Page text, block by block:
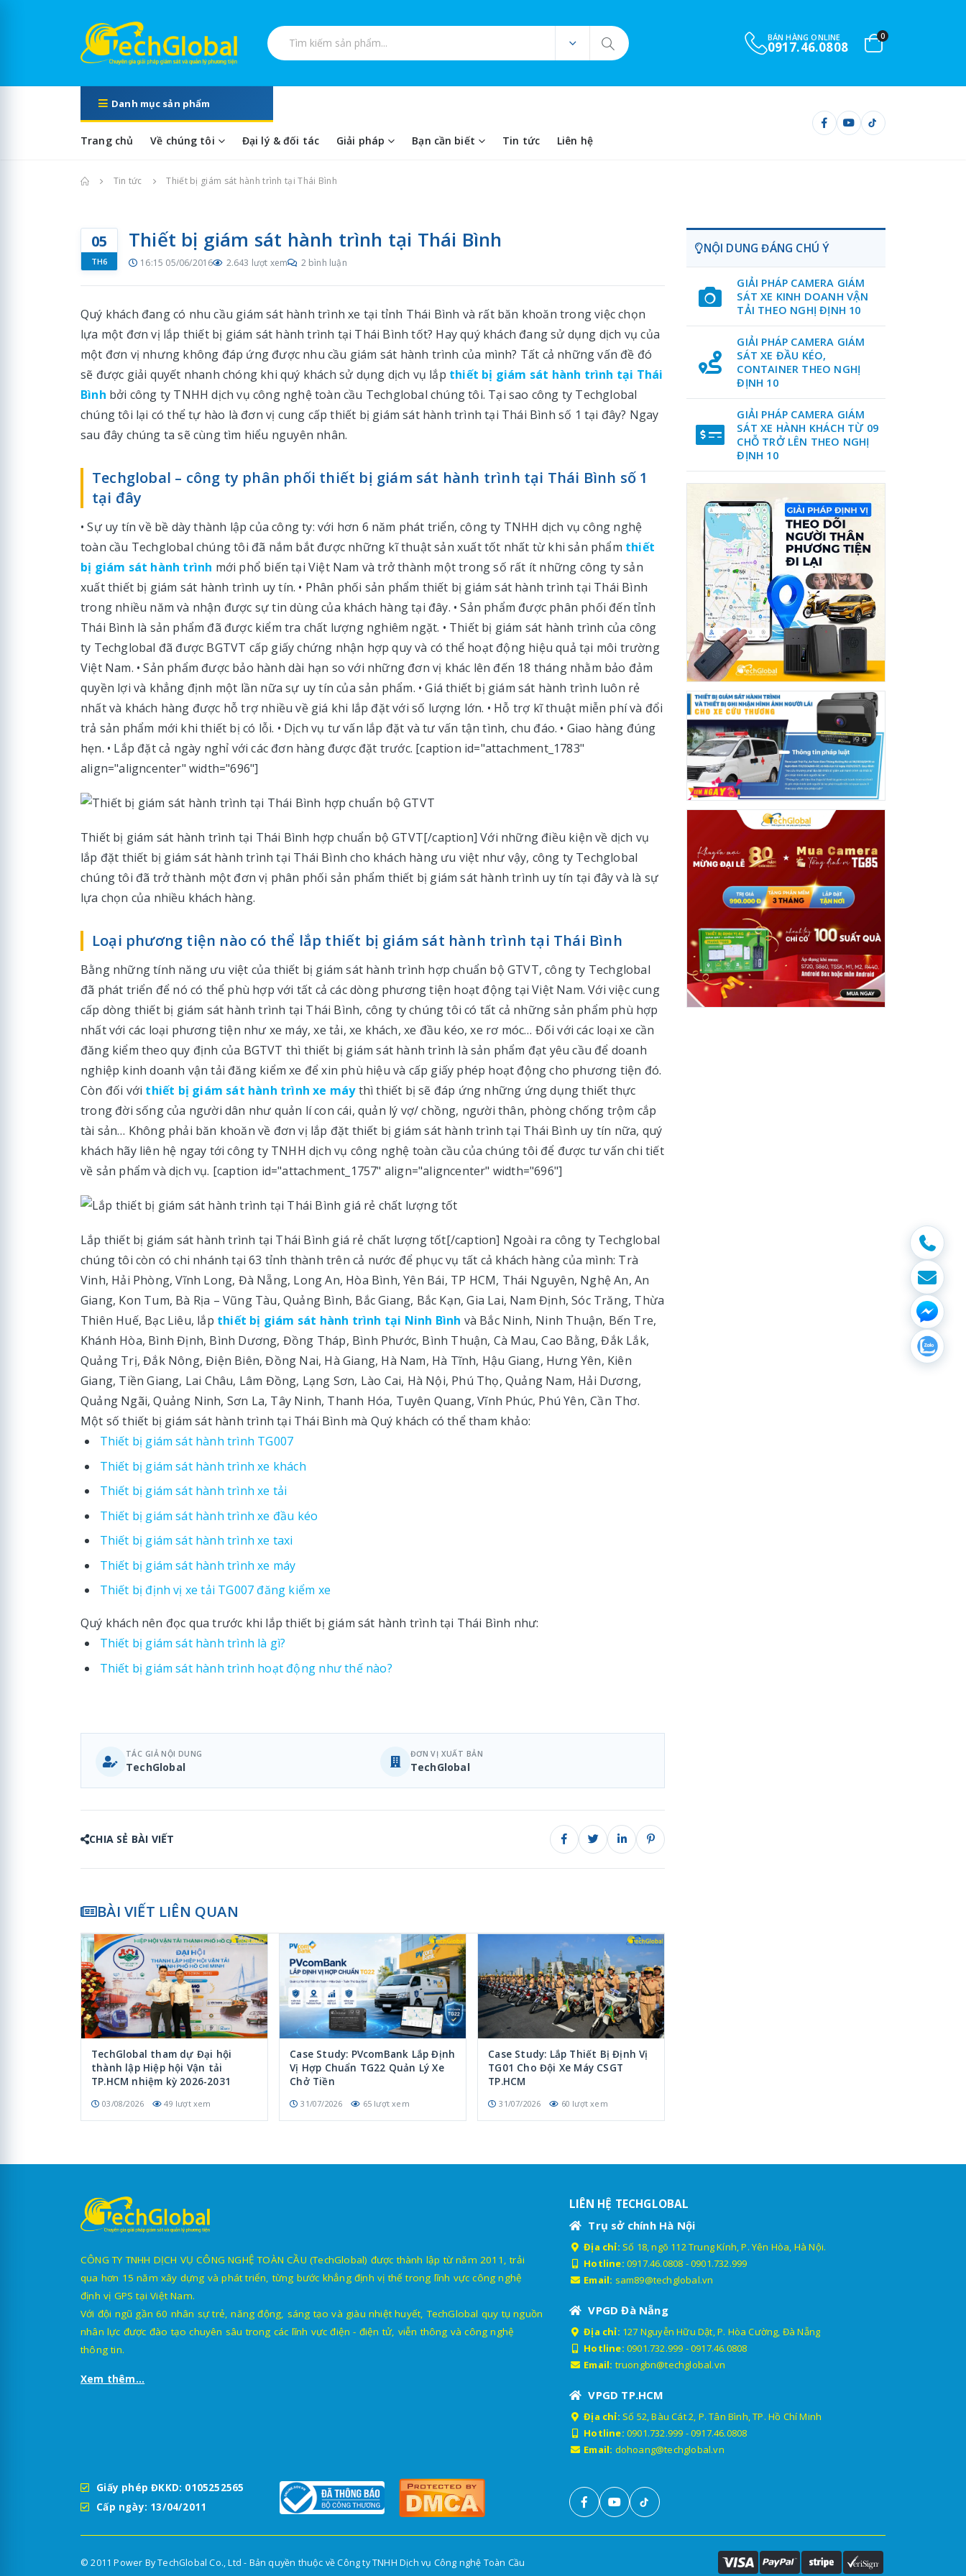
Tìm kiếm sản phẩm
BÁN HÀNG ONLINE
0917.46.0808
0
Danh mục sản phẩm
Trang chủ Về chúng tôi Đại lý & đối tác Giải pháp Bạn cần biết Tin tức Liên hệ
Trang chủ
Tin tức Thiết bị giám sát hành trình tại Thái Bình
05
TH6
Thiết bị giám sát hành trình tại Thái Bình
16:15 05/06/2016 2.643 lượt xem 2 bình luận
Quý khách đang có nhu cầu giám sát hành trình xe tại tỉnh Thái Bình và rất băn khoăn trong việc chọn
lựa một đơn vị lắp thiết bị giám sát hành trình tại Thái Bình tốt? Hay quý khách đang sử dụng dịch vụ của
một đơn vị nhưng không đáp ứng được nhu cầu giám sát hành trình của mình? Tất cả những vấn đề đó
sẽ được giải quyết nhanh chóng khi quý khách sử dụng dịch vụ lắp thiết bị giám sát hành trình tại Thái
Bình bởi công ty TNHH dịch vụ công nghệ toàn cầu Techglobal chúng tôi. Tại sao công ty Techglobal
chúng tôi lại có thể tự hào là đơn vị cung cấp thiết bị giám sát hành trình tại Thái Bình số 1 tại đây? Ngay
sau đây chúng ta sẽ cùng tìm hiểu nguyên nhân.
Techglobal – công ty phân phối thiết bị giám sát hành trình tại Thái Bình số 1
tại đây
• Sự uy tín về bề dày thành lập của công ty: với hơn 6 năm phát triển, công ty TNHH dịch vụ công nghệ
toàn cầu Techglobal chúng tôi đã nắm bắt được những kĩ thuật sản xuất tốt nhất từ khi sản phẩm thiết
bị giám sát hành trình mới phổ biến tại Việt Nam và trở thành một trong số rất ít những công ty sản
xuất thiết bị giám sát hành trình uy tín. • Phân phối sản phẩm thiết bị giám sát hành trình tại Thái Bình
trong nhiều năm và nhận được sự tin dùng của khách hàng tại đây. • Sản phẩm được phân phối đến tỉnh
Thái Bình là sản phẩm đã được kiểm tra chất lượng nghiêm ngặt. • Thiết bị giám sát hành trình của công
ty Techglobal đã được BGTVT cấp giấy chứng nhận hợp quy và có thể hoạt động hiệu quả tại môi trường
Việt Nam. • Sản phẩm được bảo hành dài hạn so với những đơn vị khác lên đến 18 tháng nhằm bảo đảm
quyền lợi và khẳng định một lần nữa sự uy tín của sản phẩm. • Giá thiết bị giám sát hành trình luôn rẻ
nhất và khách hàng được hỗ trợ nhiều về giá khi lắp đặt với số lượng lớn. • Hỗ trợ kĩ thuật miễn phí và đổi
trả sản phẩm mới khi thiết bị có lỗi. • Dịch vụ tư vấn lắp đặt và tư vấn tận tình, chu đáo. • Giao hàng đúng
hẹn. • Lắp đặt cả ngày nghỉ với các đơn hàng được đặt trước. [caption id="attachment_1783"
align="aligncenter" width="696"]
Thiết bị giám sát hành trình tại Thái Bình hợp chuẩn bộ GTVT[/caption] Với những điều kiện về dịch vụ
lắp đặt thiết bị giám sát hành trình tại Thái Bình cho khách hàng ưu việt như vậy, công ty Techglobal
chúng tôi đã trở thành một đơn vị phân phối sản phẩm thiết bị giám sát hành trình uy tín tại đây và là sự
lựa chọn của nhiều khách hàng.
Loại phương tiện nào có thể lắp thiết bị giám sát hành trình tại Thái Bình
Bằng những tính năng ưu việt của thiết bị giám sát hành trình hợp chuẩn bộ GTVT, công ty Techglobal
đã phát triển để nó có thể phù hợp với tất cả các dòng phương tiện hoạt động tại Việt Nam. Với việc cung
cấp dòng thiết bị giám sát hành trình tại Thái Bình, công ty chúng tôi có tất cả những sản phẩm phù hợp
nhất với các loại phương tiện như xe máy, xe tải, xe khách, xe đầu kéo, xe rơ móc… Đối với các loại xe cần
đăng kiểm theo quy định của BGTVT thì thiết bị giám sát hành trình là sản phẩm đạt yêu cầu để doanh
nghiệp kinh doanh vận tải đăng kiểm xe để xin phù hiệu và cấp giấy phép hoạt động cho phương tiện đó.
Còn đối với thiết bị giám sát hành trình xe máythì thiết bị sẽ đáp ứng những ứng dụng thiết thực
trong đời sống của người dân như quản lí con cái, quản lý vợ/ chồng, người thân, phòng chống trộm cắp
tài sản… Không phải băn khoăn về đơn vị lắp đặt thiết bị giám sát hành trình tại Thái Bình uy tín nữa, quý
khách hãy liên hệ ngay tới công ty TNHH dịch vụ công nghệ toàn cầu của chúng tôi để được tư vấn chi tiết
về sản phẩm và dịch vụ. [caption id="attachment_1757" align="aligncenter" width="696"]
Lắp thiết bị giám sát hành trình tại Thái Bình giá rẻ chất lượng tốt[/caption] Ngoài ra công ty Techglobal
chúng tôi còn có chi nhánh tại 63 tỉnh thành trên cả nước để phục vụ tất cả khách hàng của mình: Trà
Vinh, Hải Phòng, Vĩnh Long, Đà Nẵng, Long An, Hòa Bình, Yên Bái, TP HCM, Thái Nguyên, Nghệ An, An
Giang, Kon Tum, Bà Rịa – Vũng Tàu, Quảng Bình, Bắc Giang, Bắc Kạn, Gia Lai, Nam Định, Sóc Trăng, Thừa
Thiên Huế, Bạc Liêu, lắp thiết bị giám sát hành trình tại Ninh Bình và Bắc Ninh, Ninh Thuận, Bến Tre,
Khánh Hòa, Bình Định, Bình Dương, Đồng Tháp, Bình Phước, Bình Thuận, Cà Mau, Cao Bằng, Đắk Lắk,
Quảng Trị, Đắk Nông, Điện Biên, Đồng Nai, Hà Giang, Hà Nam, Hà Tĩnh, Hậu Giang, Hưng Yên, Kiên
Giang, Tiền Giang, Lai Châu, Lâm Đồng, Lạng Sơn, Lào Cai, Hà Nội, Phú Thọ, Quảng Nam, Hải Dương,
Quảng Ngãi, Quảng Ninh, Sơn La, Tây Ninh, Thanh Hóa, Tuyên Quang, Vĩnh Phúc, Phú Yên, Cần Thơ.
Một số thiết bị giám sát hành trình tại Thái Bình mà Quý khách có thể tham khảo:
Thiết bị giám sát hành trình TG007
Thiết bị giám sát hành trình xe khách
Thiết bị giám sát hành trình xe tải
Thiết bị giám sát hành trình xe đầu kéo
Thiết bị giám sát hành trình xe taxi
Thiết bị giám sát hành trình xe máy
Thiết bị định vị xe tải TG007 đăng kiểm xe
Quý khách nên đọc qua trước khi lắp thiết bị giám sát hành trình tại Thái Bình như:
Thiết bị giám sát hành trình là gì?
Thiết bị giám sát hành trình hoạt động như thế nào?
TÁC GIẢ NỘI DUNG
TechGlobal
ĐƠN VỊ XUẤT BẢN
TechGlobal
CHIA SẺ BÀI VIẾT
BÀI VIẾT LIÊN QUAN
TechGlobal tham dự Đại hội
thành lập Hiệp hội Vận tải
TP.HCM nhiệm kỳ 2026-2031
03/08/2026 49 lượt xem
Case Study: PVcomBank Lắp Định
Vị Hợp Chuẩn TG22 Quản Lý Xe
Chở Tiền
31/07/2026 65 lượt xem
Case Study: Lắp Thiết Bị Định Vị
TG01 Cho Đội Xe Máy CSGT
TP.HCM
31/07/2026 60 lượt xem
NỘI DUNG ĐÁNG CHÚ Ý
GIẢI PHÁP CAMERA GIÁM
SÁT XE KINH DOANH VẬN
TẢI THEO NGHỊ ĐỊNH 10
GIẢI PHÁP CAMERA GIÁM
SÁT XE ĐẦU KÉO,
CONTAINER THEO NGHỊ
ĐỊNH 10
GIẢI PHÁP CAMERA GIÁM
SÁT XE HÀNH KHÁCH TỪ 09
CHỖ TRỞ LÊN THEO NGHỊ
ĐỊNH 10
CÔNG TY TNHH DỊCH VỤ CÔNG NGHỆ TOÀN CẦU (TechGlobal) được thành lập từ năm 2011, trải
qua hơn 15 năm xây dựng và phát triển, từng bước khẳng định vị thế trong lĩnh vực công nghệ
định vị GPS tại Việt Nam.
Với đội ngũ gần 60 nhân sự trẻ, năng động, sáng tạo và giàu nhiệt huyết, TechGlobal quy tụ nguồn
nhân lực được đào tạo chuyên sâu trong các lĩnh vực điện - điện tử, viễn thông và công nghệ
thông tin.
Xem thêm...
Giấy phép ĐKKD: 0105252565
Cấp ngày: 13/04/2011
LIÊN HỆ TECHGLOBAL
Trụ sở chính Hà Nội
Địa chỉ: Số 18, ngõ 112 Trung Kính, P. Yên Hòa, Hà Nội.
Hotline: 0917.46.0808 -0901.732.999
Email: sam89@techglobal.vn
VPGD Đà Nẵng
Địa chỉ: 127 Nguyễn Hữu Dật, P. Hòa Cường, Đà Nẵng
Hotline: 0901.732.999 -0917.46.0808
Email: truongbn@techglobal.vn
VPGD TP.HCM
Địa chỉ: Số 52, Bàu Cát 2, P. Tân Bình, TP. Hồ Chí Minh
Hotline: 0901.732.999 -0917.46.0808
Email: dohoang@techglobal.vn
© 2011 Power By TechGlobal Co., Ltd - Bản quyền thuộc về Công ty TNHH Dịch vụ Công nghệ Toàn Cầu